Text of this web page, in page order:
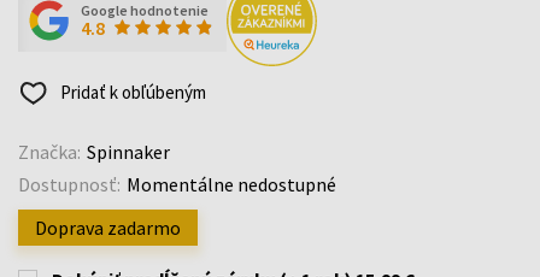
Google hodnotenie
4.8
Pridať k obľúbeným
Značka: Spinnaker
Dostupnosť: Momentálne nedostupné
Doprava zadarmo